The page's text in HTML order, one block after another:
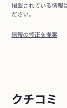
掲載されている情報
ださい。
情報の修正を提案
クチコミ